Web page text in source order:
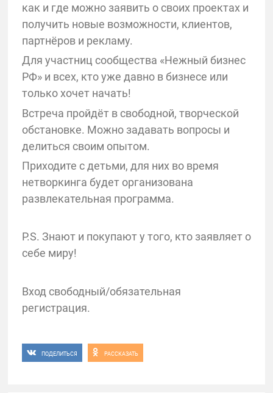
как и где можно заявить о своих проектах и
получить новые возможности, клиентов,
партнёров и рекламу.
Для участниц сообщества «Нежный бизнес
РФ» и всех, кто уже давно в бизнесе или
только хочет начать!
Встреча пройдёт в свободной, творческой
обстановке. Можно задавать вопросы и
делиться своим опытом.
Приходите с детьми, для них во время
нетворкинга будет организована
развлекательная программа.
P.S. Знают и покупают у того, кто заявляет о
себе миру!
Вход свободный/обязательная
регистрация.
ПОДЕЛИТЬСЯ РАССКАЗАТЬ